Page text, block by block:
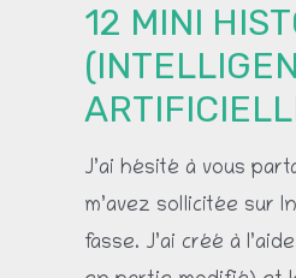
12 MINI
J’ai hésité à vous
m’avez sollicitée sur
fasse. J’ai créé à